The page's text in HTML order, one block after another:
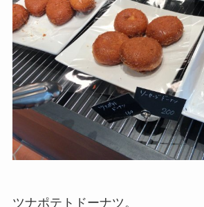
ツナポテトドーナツ。